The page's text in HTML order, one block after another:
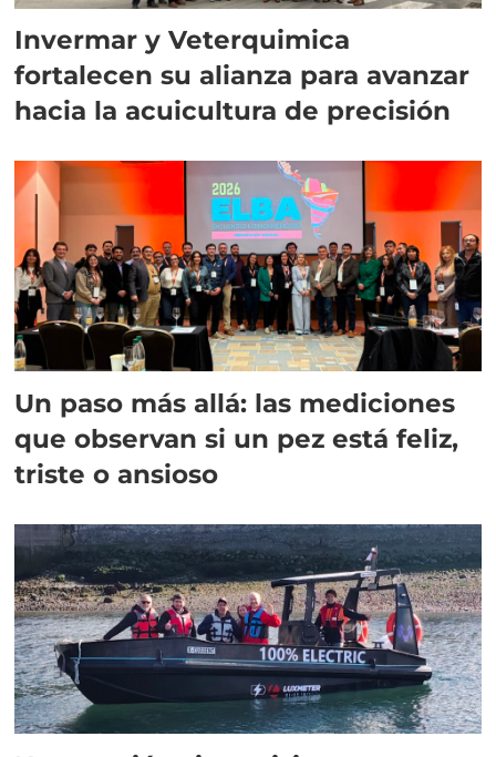
Invermar y Veterquimica
fortalecen su alianza para avanzar
hacia la acuicultura de precisión
Un paso más allá: las mediciones
que observan si un pez está feliz,
triste o ansioso